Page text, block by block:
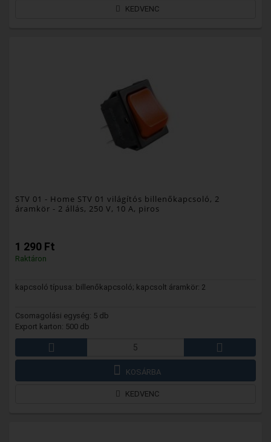
KEDVENC
STV 01 - Home STV 01 világítós billenőkapcsoló, 2
áramkör - 2 állás, 250 V, 10 A, piros
1 290 Ft
Raktáron
kapcsoló típusa: billenőkapcsoló; kapcsolt áramkör: 2
Csomagolási egység: 5 db
Export karton: 500 db
KOSÁRBA
KEDVENC